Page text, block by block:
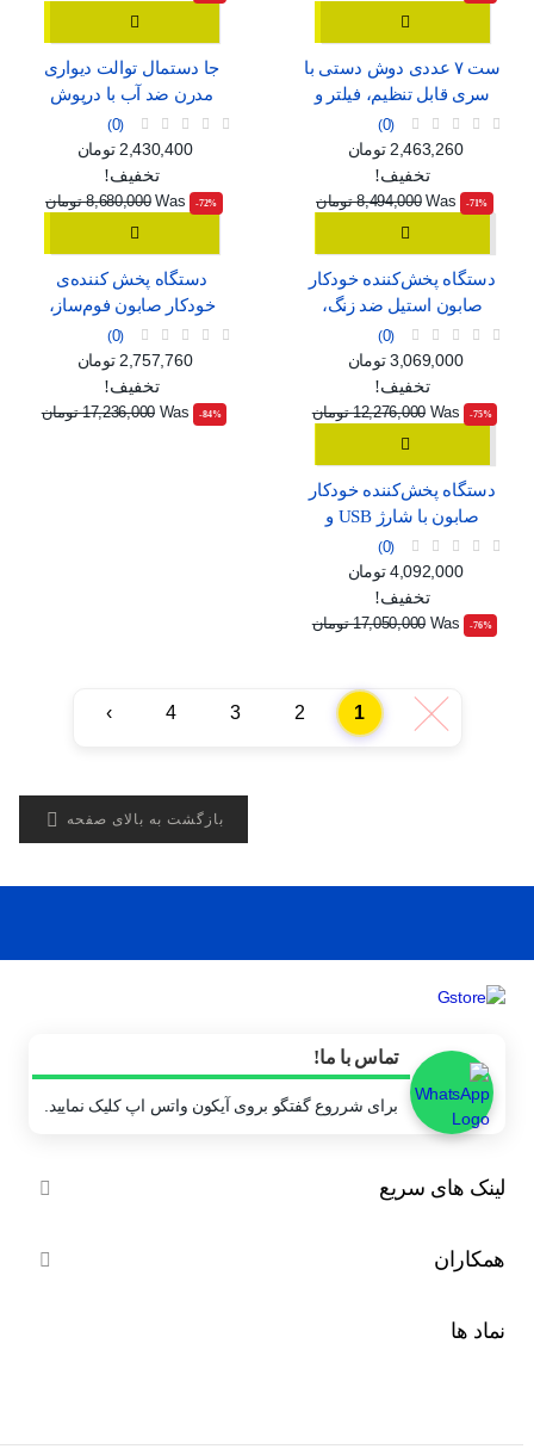
ست ۷ عددی دوش دستی با
سری قابل تنظیم، فیلتر و
ماساژور
0
قیمت عادی
قیمت
2,463,260 تومان
تخفیف!
‎-71%
Was 8,494,000 تومان
جا دستمال توالت دیواری
مدرن ضد آب با درپوش
0
قیمت عادی
قیمت
2,430,400 تومان
تخفیف!
‎-72%
Was 8,680,000 تومان
دستگاه پخش‌کننده خودکار
صابون استیل ضد زنگ،
بدون نیاز به لمس
0
قیمت عادی
قیمت
3,069,000 تومان
تخفیف!
‎-75%
Was 12,276,000 تومان
دستگاه پخش کننده‌ی
خودکار صابون فوم‌ساز،
بدون نیاز به لمس
0
قیمت عادی
قیمت
2,757,760 تومان
تخفیف!
‎-84%
Was 17,236,000 تومان
دستگاه پخش‌کننده خودکار
صابون با شارژ USB و
صفحه نمایش دیجیتال
0
قیمت عادی
قیمت
4,092,000 تومان
تخفیف!
‎-76%
Was 17,050,000 تومان
‹
1
2
3
4
›
بازگشت به بالای صفحه 
تماس با ما!
برای شرروع گفتگو بروی آیکون واتس اپ کلیک نمایید.
لینک های سریع 
همکاران 
نماد ها